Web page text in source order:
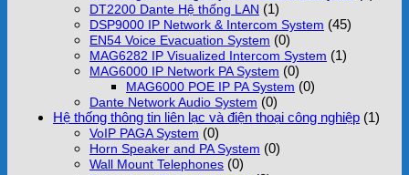
DT2200 Dante Hệ thống LAN (1)
DSP9000 IP Network & Intercom System (45)
EN54 Voice Evacuation System (0)
MAG6282 IP Visualized Intercom System (1)
MAG6000 IP Network PA System (0)
MAG6000 POE IP PA System (0)
Dante Network Audio System (0)
Hệ thống thông tin liên lạc và điện thoại công nghiệp (1)
VoIP PAGA System (0)
Horn Speaker and PA System (0)
Wall Mount Telephones (0)